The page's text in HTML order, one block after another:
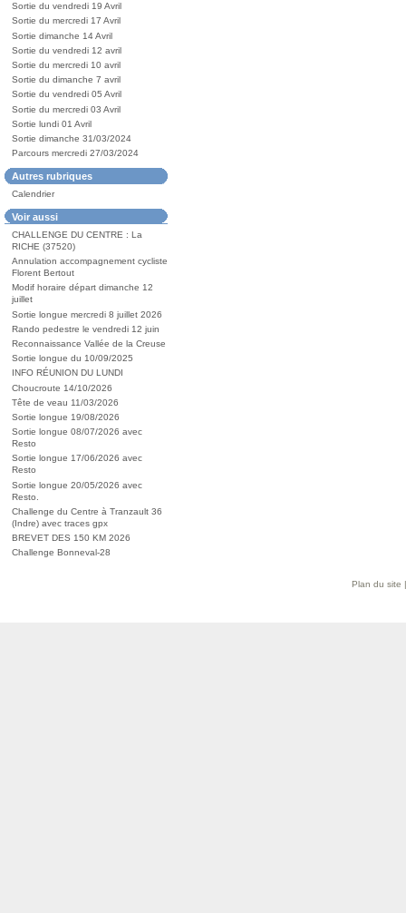
Sortie du vendredi 19 Avril
Sortie du mercredi 17 Avril
Sortie dimanche 14 Avril
Sortie du vendredi 12 avril
Sortie du mercredi 10 avril
Sortie du dimanche 7 avril
Sortie du vendredi 05 Avril
Sortie du mercredi 03 Avril
Sortie lundi 01 Avril
Sortie dimanche 31/03/2024
Parcours mercredi 27/03/2024
Autres rubriques
Calendrier
Voir aussi
CHALLENGE DU CENTRE : La
RICHE (37520)
Annulation accompagnement cycliste
Florent Bertout
Modif horaire départ dimanche 12
juillet
Sortie longue mercredi 8 juillet 2026
Rando pedestre le vendredi 12 juin
Reconnaissance Vallée de la Creuse
Sortie longue du 10/09/2025
INFO RÉUNION DU LUNDI
Choucroute 14/10/2026
Tête de veau 11/03/2026
Sortie longue 19/08/2026
Sortie longue 08/07/2026 avec
Resto
Sortie longue 17/06/2026 avec
Resto
Sortie longue 20/05/2026 avec
Resto.
Challenge du Centre à Tranzault 36
(Indre) avec traces gpx
BREVET DES 150 KM 2026
Challenge Bonneval-28
Plan du site